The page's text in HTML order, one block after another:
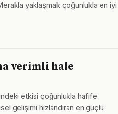
yaklaşmak çoğunlukla en iyi
verimli hale
etkisi çoğunlukla hafife
gelişimi hızlandıran en güçlü